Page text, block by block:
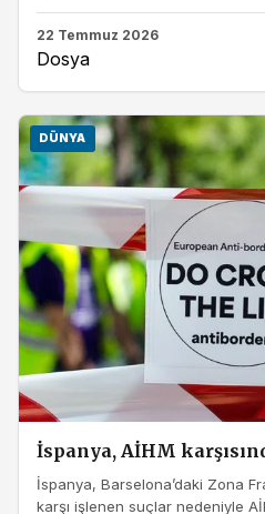
22 Temmuz 2026
Dosya
DÜNYA
İspanya, AİHM
İspanya, Barselona’daki Zona
karşı işlenen suçlar nedeniyle